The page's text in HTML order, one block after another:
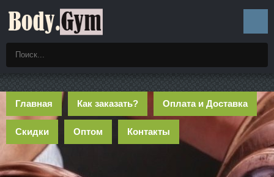
Главная Как заказать? Оплата и Доставка
Скидки Оптом Контакты